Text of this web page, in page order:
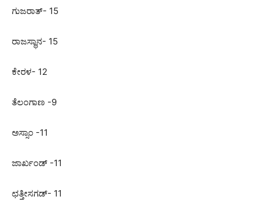
ಗುಜರಾತ್- 15
ರಾಜಸ್ಥಾನ- 15
ಕೇರಳ- 12
ತೆಲಂಗಾಣ -9
ಅಸ್ಸಾಂ -11
ಜಾರ್ಖಂಡ್ -11
ಛತ್ತೀಸಗಡ್- 11